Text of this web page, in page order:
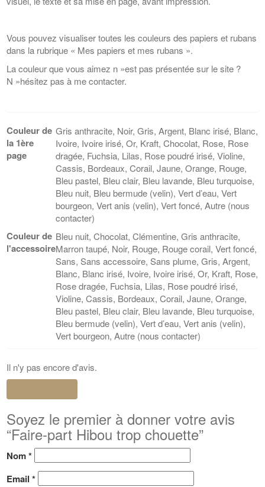
Vous pouvez visualiser toutes les couleurs des papiers et rubans
dans la rubrique « Mes papiers et mes rubans ».
La couleur que vous aimez n »est pas présentée sur le site ?
N »hésitez pas à me contacter.
Couleur de
la 1ère
page
Gris anthracite, Noir, Gris, Argent, Blanc irisé, Blanc,
Ivoire, Ivoire irisé, Or, Kraft, Chocolat, Rose, Rose
dragée, Fuchsia, Lilas, Rose poudré irisé, Violine,
Cassis, Bordeaux, Corail, Jaune, Orange, Rouge,
Bleu pastel, Bleu clair, Bleu lavande, Bleu turquoise,
Bleu nuit, Bleu bermude (velin), Vert d’eau, Vert
bourgeon, Vert anis (velin), Vert foncé, Autre (nous
contacter)
Couleur de
l'accessoire
Bleu nuit, Chocolat, Clémentine, Gris anthracite,
Marron taupé, Noir, Rouge, Rouge corail, Vert foncé,
Sans, Sans accessoire, Sans plume, Gris, Argent,
Blanc, Blanc irisé, Ivoire, Ivoire irisé, Or, Kraft, Rose,
Rose dragée, Fuchsia, Lilas, Rose poudré irisé,
Violine, Cassis, Bordeaux, Corail, Jaune, Orange,
Bleu pastel, Bleu clair, Bleu lavande, Bleu turquoise,
Bleu bermude (velin), Vert d’eau, Vert anis (velin),
Vert bourgeon, Autre (nous contacter)
Il n'y pas encore d'avis.
Soyez le premier à donner votre avis
“Faire-part Hibou trop chouette”
Nom*
Email *